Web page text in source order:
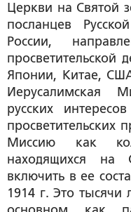
Церкви на Святой
посланцев
России,
просветительской
Японии, Китае,
Иерусалимская
русских
просветительских
Миссию как
находящихся
включить в ее
1914 г. Это